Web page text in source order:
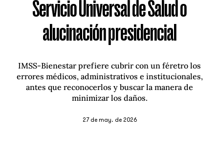
Servicio Universal de Salud o
alucinación presidencial
IMSS-Bienestar prefiere cubrir con un féretro los
errores médicos, administrativos e institucionales,
antes que reconocerlos y buscar la manera de
minimizar los daños.
27 de may. de 2026